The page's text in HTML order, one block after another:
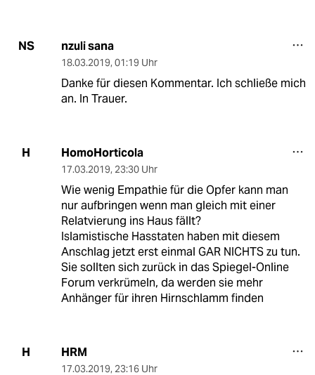
NS nzuli sana
18.03.2019, 01:19 Uhr
Danke für diesen Kommentar. Ich schließe mich
an. In Trauer.
H HomoHorticola
17.03.2019, 23:30 Uhr
Wie wenig Empathie für die Opfer kann man
nur aufbringen wenn man gleich mit einer
Relatvierung ins Haus fällt?
Islamistische Hasstaten haben mit diesem
Anschlag jetzt erst einmal GAR NICHTS zu tun.
Sie sollten sich zurück in das Spiegel-Online
Forum verkrümeln, da werden sie mehr
Anhänger für ihren Hirnschlamm finden
H HRM
17.03.2019, 23:16 Uhr